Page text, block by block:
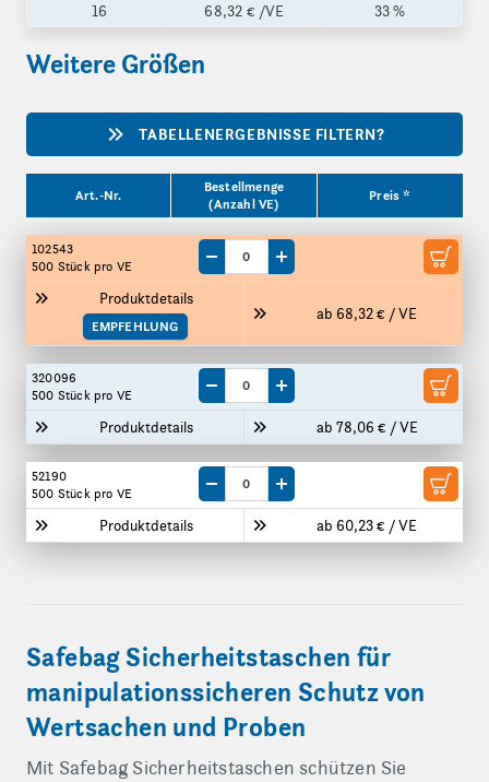
16
68,32 € /VE 33 %
Weitere Größen
TABELLENERGEBNISSE FILTERN?
Art.-Nr.
Bestellmenge
(Anzahl VE)
Preis *
102543
500 Stückpro VE
Produktdetails
EMPFEHLUNG
ab 68,32 € / VE
Menge um eine VE reduzieren
Menge um eine VE erhöhen
320096
500 Stückpro VE
Produktdetails ab 78,06 € / VE
Menge um eine VE reduzieren
Menge um eine VE erhöhen
52190
500 Stückpro VE
Produktdetails ab 60,23 € / VE
Menge um eine VE reduzieren
Menge um eine VE erhöhen
Safebag Sicherheitstaschen für
manipulationssicheren Schutz von
Wertsachen und Proben
Mit Safebag Sicherheitstaschen schützen Sie